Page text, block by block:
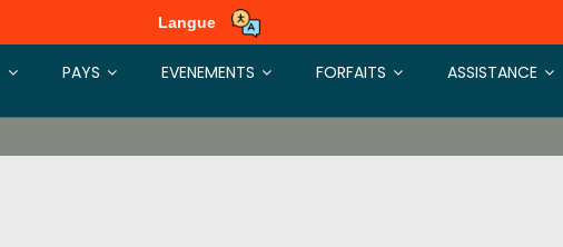
Langue
PAYS EVENEMENTS FORFAITS ASSISTANCE